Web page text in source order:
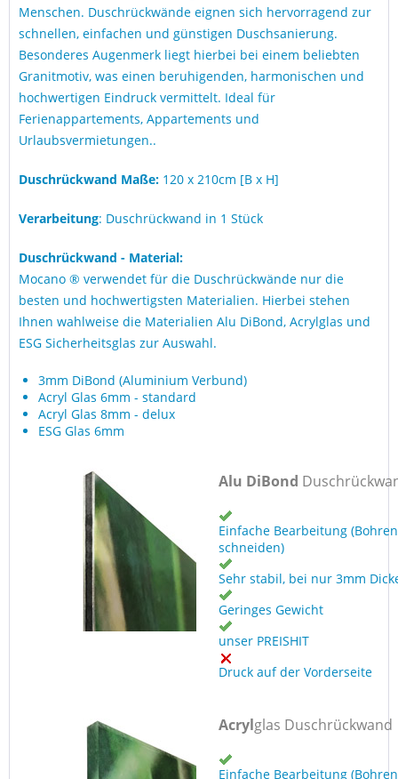
Menschen. Duschrückwände eignen sich hervorragend zur
schnellen, einfachen und günstigen Duschsanierung.
Besonderes Augenmerk liegt hierbei bei einem beliebten
Granitmotiv, was einen beruhigenden, harmonischen und
hochwertigen Eindruck vermittelt. Ideal für
Ferienappartements, Appartements und
Urlaubsvermietungen..
Duschrückwand Maße: 120 x 210cm [B x H]
Verarbeitung: Duschrückwand in 1 Stück
Duschrückwand - Material:
Mocano ® verwendet für die Duschrückwände nur die
besten und hochwertigsten Materialien. Hierbei stehen
Ihnen wahlweise die Materialien Alu DiBond, Acrylglas und
ESG Sicherheitsglas zur Auswahl.
3mm DiBond (Aluminium Verbund)
Acryl Glas 6mm - standard
Acryl Glas 8mm - delux
ESG Glas 6mm
Alu DiBond
Einfache Bearbeitung
schneiden)
Sehr stabil, bei nur 3mm
Geringes Gewicht
unser PREISHIT
Druck auf der Vorderseite
Acrylglas Duschrückwand
Einfache Bearbeitung